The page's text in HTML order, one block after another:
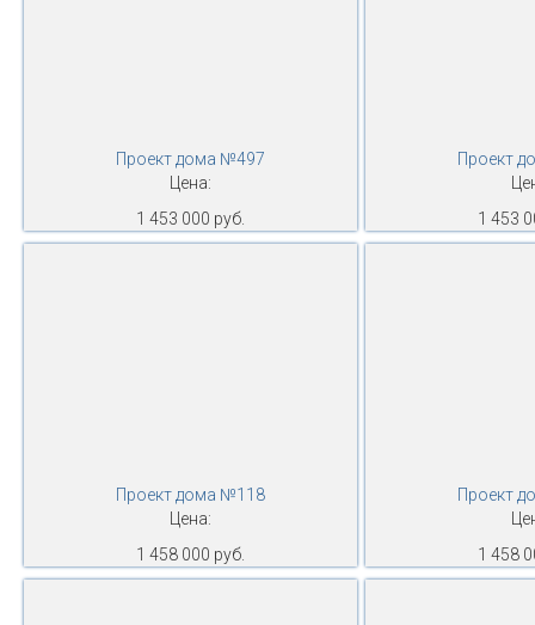
Проект дома №497
Цена:
1 453 000 руб.
Проект
1 453
Проект дома №118
Цена:
1 458 000 руб.
Проект
1 458